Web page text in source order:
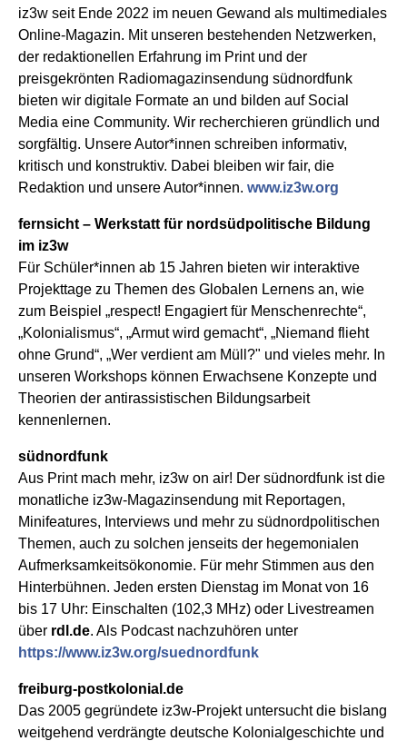
iz3w seit Ende 2022 im neuen Gewand als multimediales
Online-Magazin. Mit unseren bestehenden Netzwerken,
der redaktionellen Erfahrung im Print und der
preisgekrönten Radiomagazinsendung südnordfunk
bieten wir digitale Formate an und bilden auf Social
Media eine Community. Wir recherchieren gründlich und
sorgfältig. Unsere Autor*innen schreiben informativ,
kritisch und konstruktiv. Dabei bleiben wir fair, die
Redaktion und unsere Autor*innen. www.iz3w.org
fernsicht – Werkstatt für nordsüdpolitische Bildung
im iz3w
Für Schüler*innen ab 15 Jahren bieten wir interaktive
Projekttage zu Themen des Globalen Lernens an, wie
zum Beispiel „respect! Engagiert für Menschenrechte“,
„Kolonialismus“, „Armut wird gemacht“, „Niemand flieht
ohne Grund“, „Wer verdient am Müll?" und vieles mehr. In
unseren Workshops können Erwachsene Konzepte und
Theorien der antirassistischen Bildungsarbeit
kennenlernen.
südnordfunk
Aus Print mach mehr, iz3w on air! Der südnordfunk ist die
monatliche iz3w-Magazinsendung mit Reportagen,
Minifeatures, Interviews und mehr zu südnordpolitischen
Themen, auch zu solchen jenseits der hegemonialen
Aufmerksamkeitsökonomie. Für mehr Stimmen aus den
Hinterbühnen. Jeden ersten Dienstag im Monat von 16
bis 17 Uhr: Einschalten (102,3 MHz) oder Livestreamen
über rdl.de. Als Podcast nachzuhören unter
https://www.iz3w.org/suednordfunk
freiburg-postkolonial.de
Das 2005 gegründete iz3w-Projekt untersucht die bislang
weitgehend verdrängte deutsche Kolonialgeschichte und